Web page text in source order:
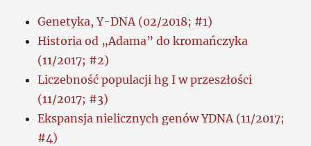
Genetyka, Y-DNA (02/2018; #1)
Historia od „Adama” do kromańczyka
(11/2017; #2)
Liczebność populacji hg I w przeszłości
(11/2017; #3)
Ekspansja nielicznych genów YDNA (11/2017;
#4)